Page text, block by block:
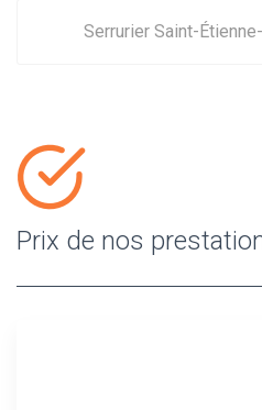
Serrurier Saint-
Prix de nos